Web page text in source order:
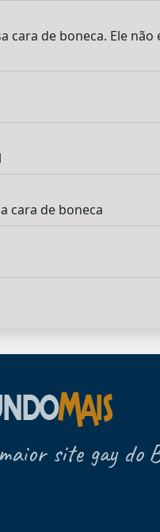
cara de boneca. Ele
cara de boneca
site gay do